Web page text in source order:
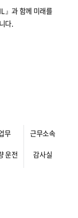
』과 함께 미래를
다.
무
근무소속
운전 감사실